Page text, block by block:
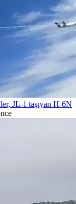
JL-1 taşıyan H-6N